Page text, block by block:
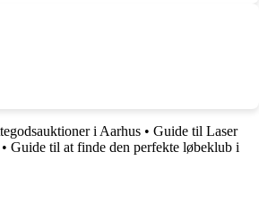
i Aarhus • Guide til Laser
• Guide til at finde den perfekte løbeklub i